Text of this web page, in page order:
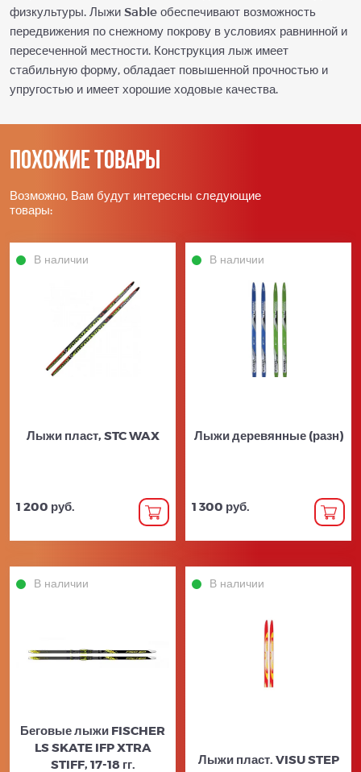
физкультуры. Лыжи Sable обеспечивают возможность
передвижения по снежному покрову в условиях равнинной и
пересеченной местности. Конструкция лыж имеет
стабильную форму, обладает повышенной прочностью и
упругостью и имеет хорошие ходовые качества.
Похожие товары
Возможно, Вам будут интересны следующие
товары:
В наличии
Лыжи пласт, STC WAX
1 200 руб.
В наличии
Лыжи деревянные (разн)
1 300 руб.
В наличии
Беговые лыжи FISCHER
LS SKATE IFP XTRA
STIFF, 17-18 гг.
В наличии
Лыжи пласт. VISU STEP